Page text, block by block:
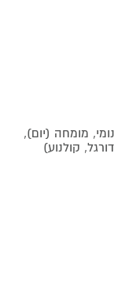
מומחה (יום),